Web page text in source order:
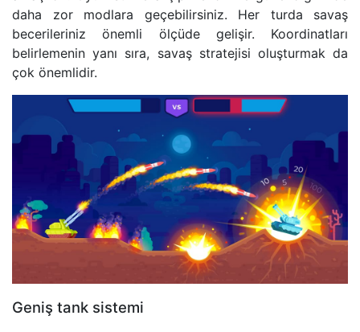
daha zor modlara geçebilirsiniz. Her turda savaş
becerileriniz önemli ölçüde gelişir. Koordinatları
belirlemenin yanı sıra, savaş stratejisi oluşturmak da
çok önemlidir.
Geniş tank sistemi